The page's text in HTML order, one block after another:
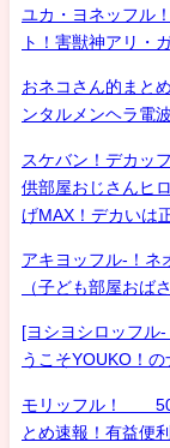
ユカ・ヨネッフル
ト！害獣神アリ・
おネコさん的まと
ンタルメンヘラ電
スケバン！デカッ
供部屋おじさんヒ
げMAX！デカいは
アキヨッフル-！ネ
（子ども部屋おば
[ヨシヨシロッフル
うこそYOUKO！
モリッフル！ 50
とめ速報！有益便